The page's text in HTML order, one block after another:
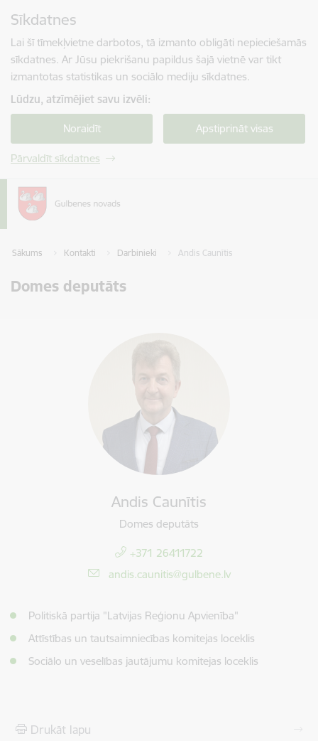
Sīkdatnes
Lai šī tīmekļvietne darbotos, tā izmanto obligāti nepieciešamās
sīkdatnes. Ar Jūsu piekrišanu papildus šajā vietnē var tikt
izmantotas statistikas un sociālo mediju sīkdatnes.
Lūdzu, atzīmējiet savu izvēli:
Noraidīt Apstiprināt visas
Pārvaldīt sīkdatnes
Sākums Kontakti Darbinieki Andis Caunītis
Domes deputāts
Andis Caunītis
Domes deputāts
+371 26411722
E-pasts:
andis.caunitis@gulbene.lv
Politiskā partija "Latvijas Reģionu Apvienība"
Attīstības un tautsaimniecības komitejas loceklis
Sociālo un veselības jautājumu komitejas loceklis
Drukāt lapu